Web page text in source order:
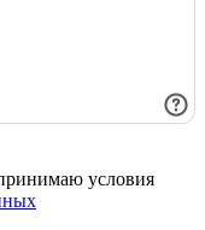
условия